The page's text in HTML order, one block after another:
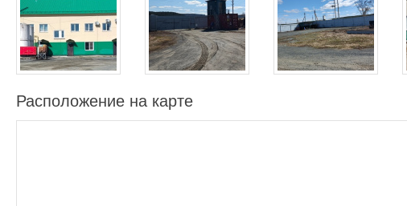
Расположение на карте